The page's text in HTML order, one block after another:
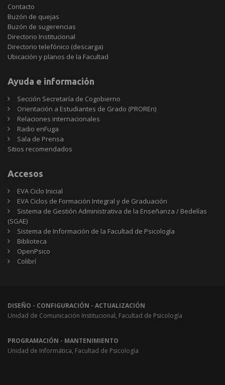
Contacto
Buzón de quejas
Buzón de sugerencias
Directorio Institucional
Directorio telefónico (descarga)
Ubicación y planos de la Facultad
Ayuda e información
Sección Secretaría de Cogobierno
Orientación a Estudiantes de Grado (PROREn)
Relaciones internacionales
Radio enFuga
Sala de Prensa
Sitios
Sitios recomendados
Accesos
EVA Ciclo Inicial
EVA Ciclos de Formación Integral y de Graduación
Sistema de Gestión Administrativa de la Enseñanza / Bedelías
(SGAE)
Sistema de Información de la Facultad de Psicología
Biblioteca
OpenPsico
Colibrí
DISEÑO - CONFIGURACIÓN - ACTUALIZACIÓN
Unidad de Comunicación Institucional, Facultad de Psicología
PROGRAMACIÓN - MANTENIMIENTO
Unidad de Informática, Facultad de Psicología